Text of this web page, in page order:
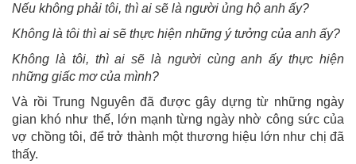
Nếu không phải tôi, thì ai sẽ là người ủng hộ anh ấy?
Không là tôi thì ai sẽ thực hiện những ý tưởng của anh ấy?
Không là tôi, thì ai sẽ là người cùng anh ấy thực hiện
những giấc mơ của mình?
Và rồi Trung Nguyên đã được gây dựng từ những ngày
gian khó như thế, lớn mạnh từng ngày nhờ công sức của
vợ chồng tôi, để trở thành một thương hiệu lớn như chị đã
thấy.